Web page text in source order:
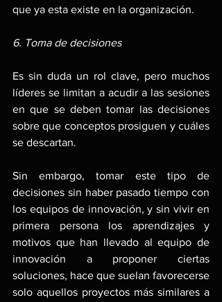
que ya esta existe en la organización.
6. Toma de decisiones
Es sin duda un rol clave, pero muchos
líderes se limitan a acudir a las sesiones
en que se deben tomar las decisiones
sobre que conceptos prosiguen y cuáles
se descartan.
Sin embargo, tomar este tipo de
decisiones sin haber pasado tiempo con
los equipos de innovación, y sin vivir en
primera persona los aprendizajes y
motivos que han llevado al equipo de
innovación a proponer ciertas
soluciones, hace que suelan favorecerse
solo aquellos proyectos más similares a